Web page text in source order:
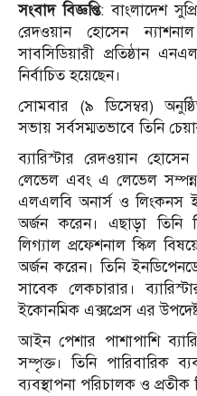
সংবাদ বিজ্ঞপ্তি: বাংলাদেশ
রেদওয়ান হোসেন
সাবসিডিয়ারী প্রতিষ্ঠান
নির্বাচিত হয়েছেন।
সোমবার (৯ ডিসেম্বর)
সভায় সর্বসম্মতভাবে তিনি
ব্যারিস্টার রেদওয়ান
লেভেল এবং এ লেভেল
এলএলবি অনার্স ও লিংকনস
অর্জন করেন। এছাড়া তিনি
লিগ্যাল প্রফেশনাল স্কিল
অর্জন করেন। তিনি
সাবেক লেকচারার।
ইকোনমিক এক্সপ্রেস এর
আইন পেশার পাশাপাশি
সম্পৃক্ত। তিনি পারিবারিক
ব্যবস্থাপনা পরিচালক ও